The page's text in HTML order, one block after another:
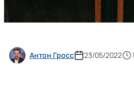
Антон Гросс 23/05/2022